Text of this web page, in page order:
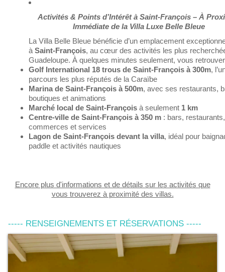
Activités & Points d’Intérêt à Saint-François – À
Immédiate de la Villa Luxe Belle Bleue
La Villa Belle Bleue bénéficie d’un emplacement
à Saint-François, au cœur des activités les plus
Guadeloupe. À quelques minutes seulement, vous
Golf International 18 trous de Saint-François à 300m,
parcours les plus réputés de la Caraïbe
Marina de Saint-François à 500m, avec ses restaurants,
boutiques et animations
Marché local de Saint-François à seulement 1 km
Centre-ville de Saint-François à 350 m : bars, restaurants,
commerces et services
Lagon de Saint-François devant la villa, idéal pour
paddle et activités nautiques
Encore plus d'informations et de détails sur les activités que
vous trouverez à proximité des villas.
----- RENSEIGNEMENTS ET RÉSERVATIONS -----